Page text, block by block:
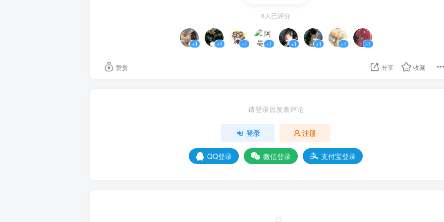
两辆车擦身而过，他垂着眸轻啧了一声，开了口：”老局长啊……当年那场火灾发生的时候，他还
火灾。一提起这个关键词，沈夕惕的呼吸就略有些不稳了起来，耳边似乎多了噼里啪啦的幻声，
过神却发现只是车前挂饰在轻轻碰撞着。
他才说道：“……尽管很不情愿——是我想的那样吗？”
意料之中的，楚念征并没有在这上面多打哑谜，而是直接了当地给出了答案：“申请重审这么多年
也没有一丝结果，哪怕他并没有直接参与，恐怕也与这起案子脱不了干系，啊——身为利益既得
8人已评分
+1 +1 +1 +1 +1 +1 +1 +1
赞赏 分享 收藏
请登录后发表评论
登录 注册
QQ登录 微信登录 支付宝登录